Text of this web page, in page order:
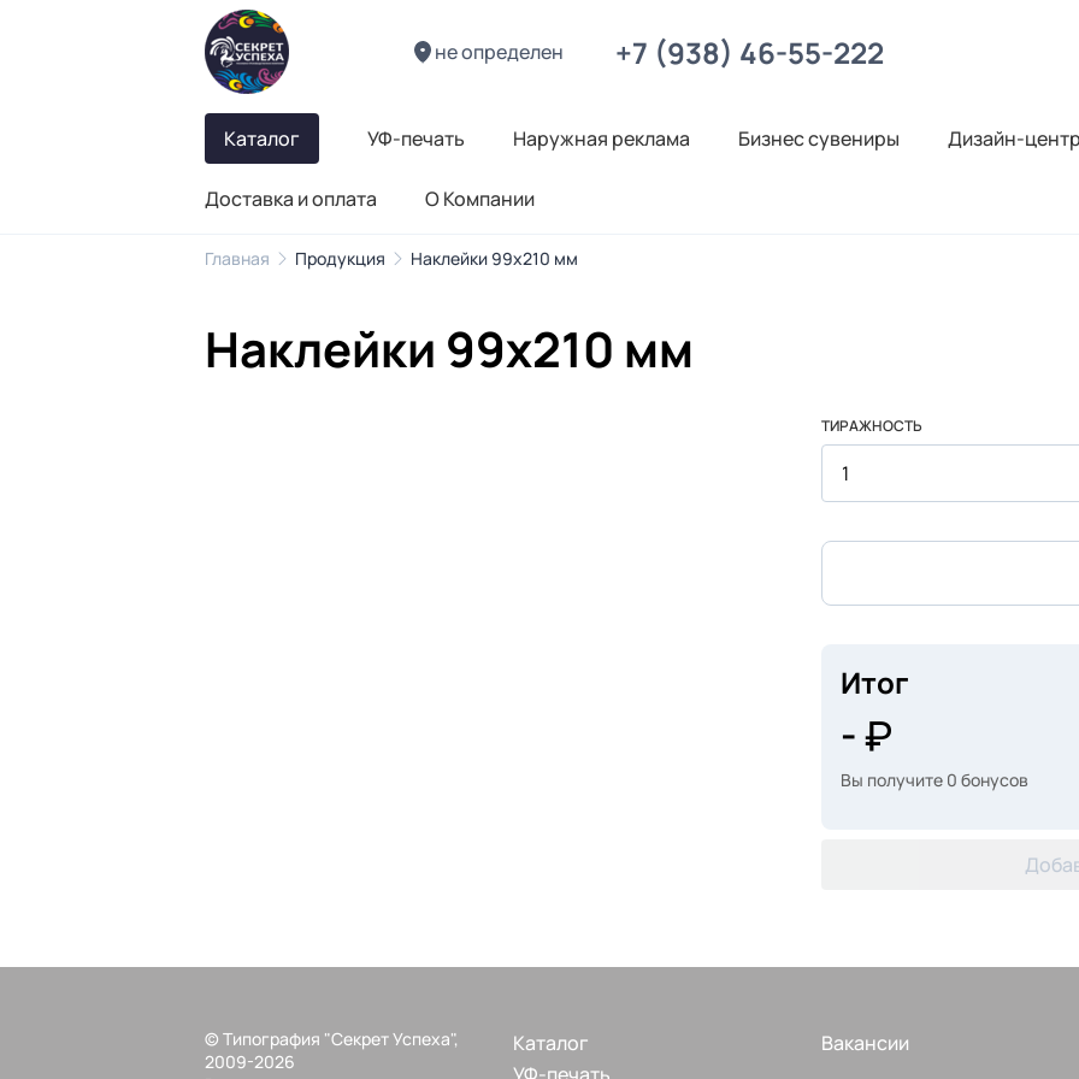
не определен +7 (938) 46-55-222
Каталог УФ-печать Наружная реклама Бизнес сувениры Дизайн-
Доставка и оплата О Компании
Главная Продукция Наклейки 99х210 мм
Наклейки 99х210 мм
ТИРАЖНОСТЬ
Итог
-
Вы получите 0 бонусов
© Типография "Секрет Успеха",
2009-2026
Каталог
Вакансии